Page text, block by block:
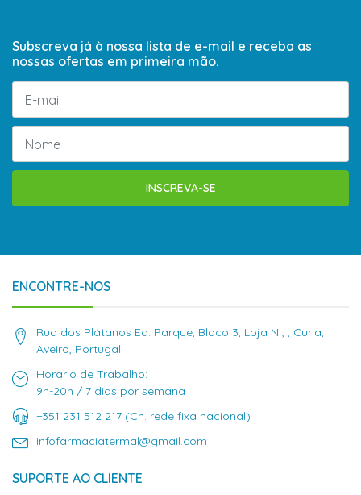
Subscreva já à nossa lista de e-mail e receba as
nossas ofertas em primeira mão.
INSCREVA-SE
ENCONTRE-NOS
Rua dos Plátanos Ed. Parque, Bloco 3, Loja N , , Curia,
Aveiro, Portugal
Horário de Trabalho:
9h-20h / 7 dias por semana
+351 231 512 217 (Ch. rede fixa nacional)
infofarmaciatermal@gmail.com
SUPORTE AO CLIENTE